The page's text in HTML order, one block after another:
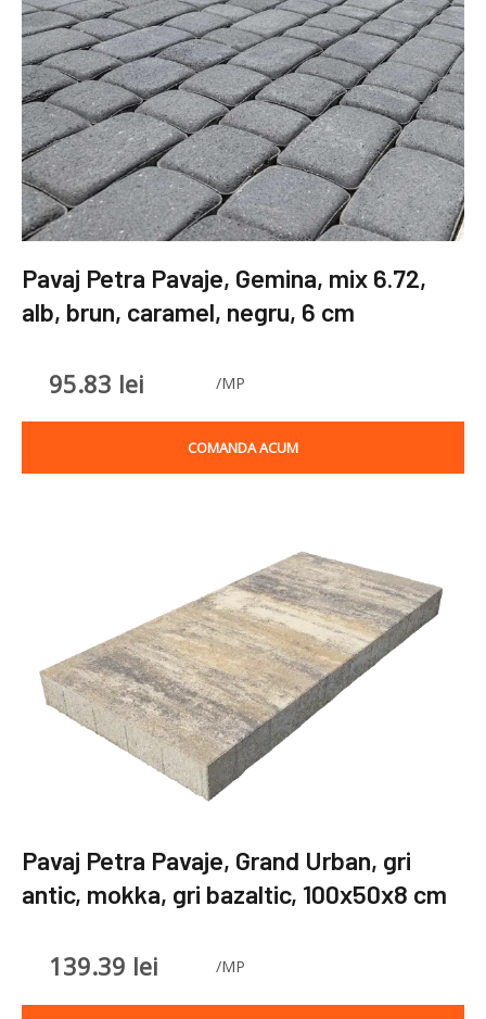
Pavaj Petra Pavaje, Gemina, mix 6.72,
alb, brun, caramel, negru, 6 cm
95.83 lei /MP
COMANDA ACUM
Pavaj Petra Pavaje, Grand Urban, gri
antic, mokka, gri bazaltic, 100x50x8 cm
139.39 lei /MP